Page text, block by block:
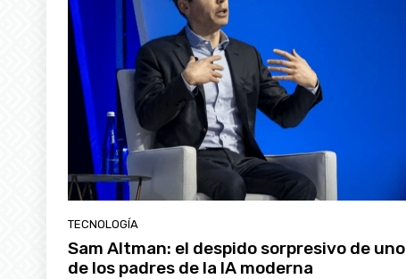
TECNOLOGÍA
Sam Altman: el despido sorpresivo de uno
de los padres de la IA moderna